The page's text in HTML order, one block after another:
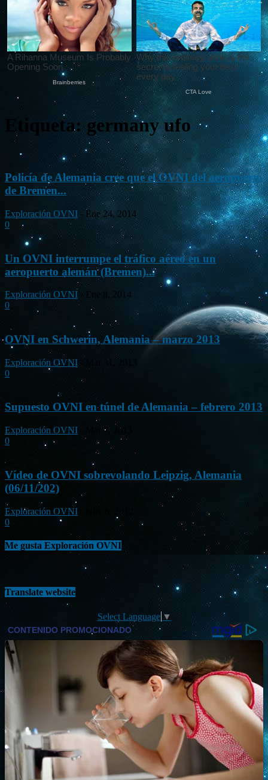
Etiqueta: germany ufo
Policía de Alemania cree que el OVNI del aeropuerto
de Bremen...
Exploración OVNI - Ene 24, 2014
0
Un OVNI interrumpe el tráfico aéreo en un
aeropuerto alemán (Bremen)...
Exploración OVNI - Ene 8, 2014
0
OVNI en Schwerin, Alemania – marzo 2013
Exploración OVNI
Mar 31, 2013
0
Supuesto OVNI en túnel de Alemania – febrero 2013
Exploración OVNI
Mar 7, 2013
0
Vídeo de OVNI sobrevolando Leipzig, Alemania
(06/11/202)
Exploración OVNI
0
Me gusta Exploración OVNI
Translate website
Select Language ▼